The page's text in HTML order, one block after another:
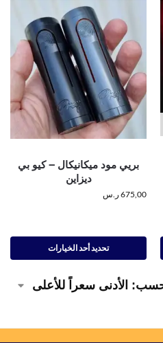
بريي مود ميكانيكال – كيو بي
ديزاين
675,00 ر.س
تحديد أحد الخيارات